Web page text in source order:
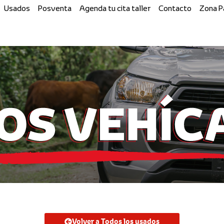
Usados Posventa Agenda tu cita taller Contacto Zona
Volver a Todos los usados